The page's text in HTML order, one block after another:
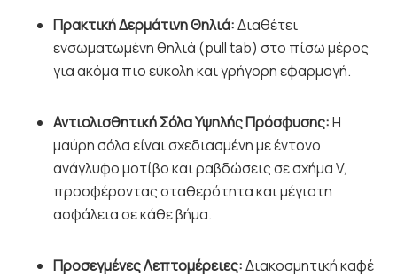
Πρακτική Δερμάτινη Θηλιά:Διαθέτει
ενσωματωμένη θηλιά (pull tab) στο πίσω μέρος
για ακόμα πιο εύκολη και γρήγορη εφαρμογή.
Αντιολισθητική Σόλα Υψηλής Πρόσφυσης:Η
μαύρη σόλα είναι σχεδιασμένη με έντονο
ανάγλυφο μοτίβο και ραβδώσεις σε σχήμα V,
προσφέροντας σταθερότητα και μέγιστη
ασφάλεια σε κάθε βήμα.
Προσεγμένες Λεπτομέρειες:Διακοσμητική καφέ